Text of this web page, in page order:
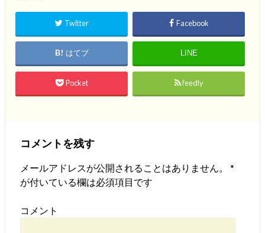
Twitter Facebook
はてブ LINE
Pocket feedly
コメントを残す
メールアドレスが公開されることはありません。
*
が付いている欄は必須項目です
コメント